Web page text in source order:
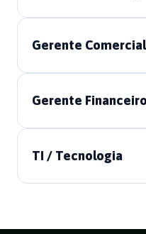
Gerente Comercial
Gerente Financeiro
TI / Tecnologia